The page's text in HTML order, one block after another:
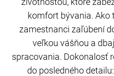
komfort bývania. Ako
zamestnanci zaľúbení
veľkou vášňou a
spracovania. Dokonalosť
do posledného